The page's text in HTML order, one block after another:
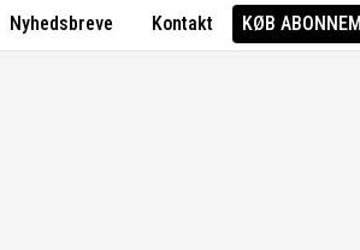
Nyhedsbreve Kontakt KØB